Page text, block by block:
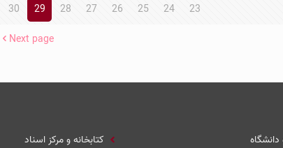
23
24
25
26
27
28
29
30
Next page
دانشگاه کتابخانه و مرکز اسناد